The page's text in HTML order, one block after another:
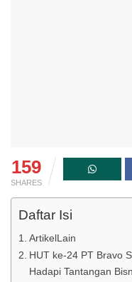
159
SHARES
Daftar Isi
ArtikelLain
HUT ke-24 PT Bravo
Hadapi Tantangan